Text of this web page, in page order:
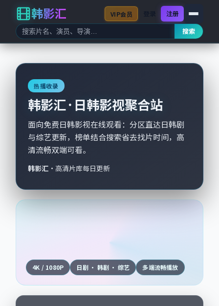
韩影汇
搜索
VIP会员 注册
热播收录
韩影汇 · 日韩影视聚合站
面向免费日韩影视在线观看：分区直达日韩剧
与综艺更新，榜单结合搜索省去找片时间，高
清流畅双端可看。
韩影汇 · 高清片库每日更新
4K / 1080P 日剧 · 韩剧 · 综艺 多端流畅播放